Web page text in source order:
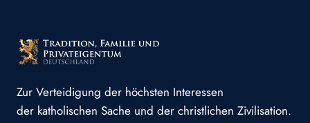
Zur Verteidigung der höchsten Interessen
der katholischen Sache und der christlichen Zivilisation.